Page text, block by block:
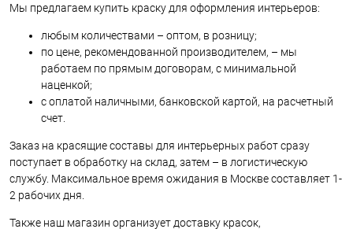
Мы предлагаем купить краску для оформления интерьеров:
любым количествами – оптом, в розницу;
по цене, рекомендованной производителем, – мы
работаем по прямым договорам, с минимальной
наценкой;
с оплатой наличными, банковской картой, на расчетный
счет.
Заказ на красящие составы для интерьерных работ сразу
поступает в обработку на склад, затем – в логистическую
службу. Максимальное время ожидания в Москве составляет 1-
2 рабочих дня.
Также наш магазин организует доставку красок,